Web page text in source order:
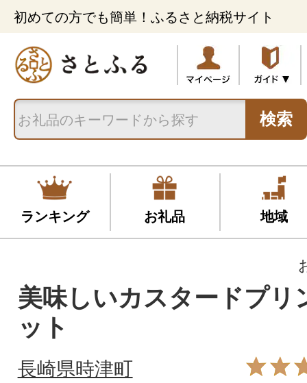
初めての方でも簡単！ふるさと納税サイト
検索
ランキング お礼品 地域
美味しいカスタードプリ
ット
長崎県時津町